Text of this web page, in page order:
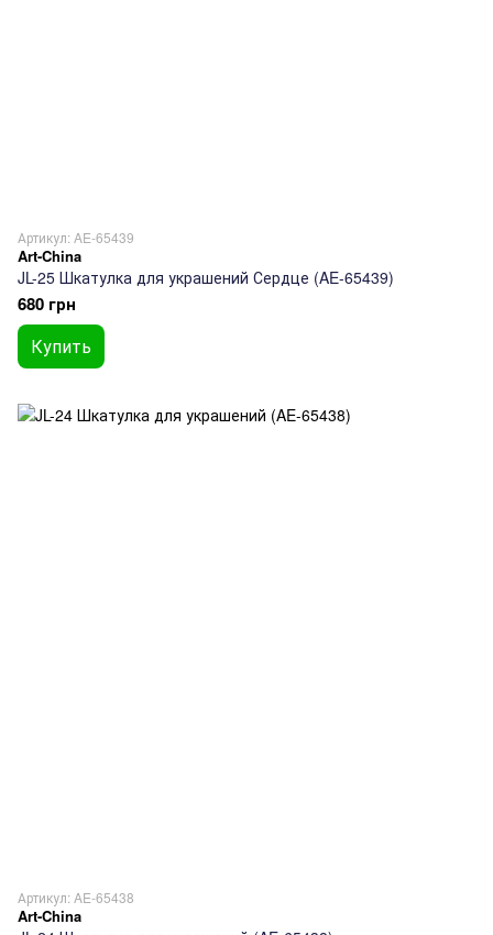
Артикул: AE-65439
Art-China
JL-25 Шкатулка для украшений Сердце (AE-65439)
680 грн
Купить
Артикул: AE-65438
Art-China